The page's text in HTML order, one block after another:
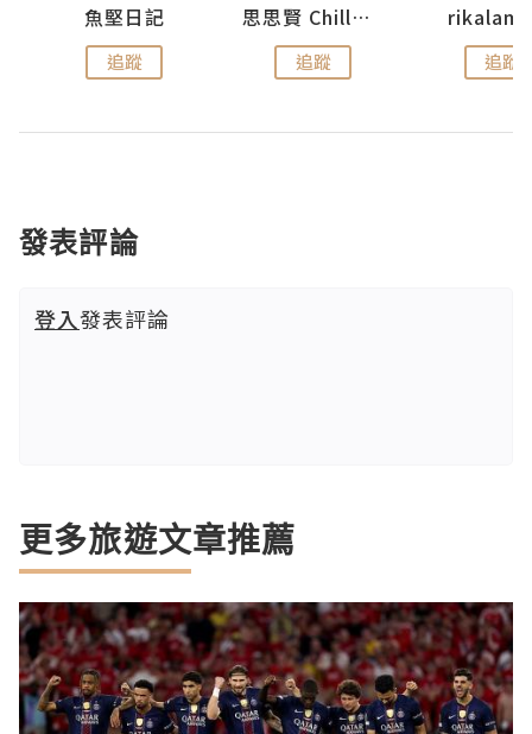
魚堅日記
追蹤
思思賢 ChillMyBabe
追蹤 追蹤
發表評論
登入發表評論
更多旅遊文章推薦